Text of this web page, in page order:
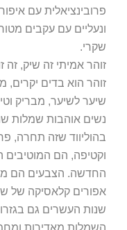
פרובינציאלית עם
ונעליים עם עקבים
שקרי.
זוהר אמיתי זה שיק, זה
זוהר הוא בדים יקרים,
שיער לשיער, מבריק וטיפוח
נשים אוהבות שמלות
בהוליווד שזה תחרה,
וקטיפה, הם המוטיבים
החדשה. הצבעים הם
אפורים קלאסיקה של
שנות העשרים גם
השמלות מאדירות